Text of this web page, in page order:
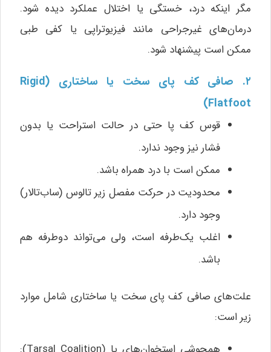
مگر اینکه درد، خستگی یا اختلال عملکرد دیده شود.
درمان‌های غیرجراحی مانند فیزیوتراپی یا کفی طبی
ممکن است پیشنهاد شود.
۲. صافی کف پای سخت یا ساختاری (Rigid
Flatfoot)
قوس کف پا حتی در حالت استراحت یا بدون
فشار نیز وجود ندارد.
ممکن است با درد همراه باشد.
محدودیت در حرکت مفصل زیر تالوس (ساب‌تالار)
وجود دارد.
اغلب یک‌طرفه است، ولی می‌تواند دوطرفه هم
باشد.
علت‌های صافی کف پای سخت یا ساختاری شامل موارد
زیر است: